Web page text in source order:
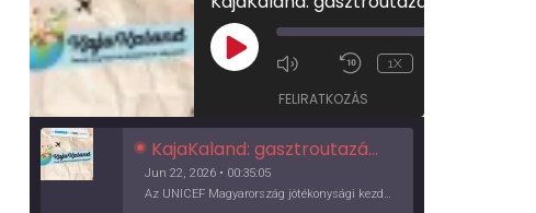
PLAY
EPISODE
1X
FELIRATKOZÁS
KajaKaland: gasztroutazás a föld körül
Jun 22, 2026 • 00:35:05
Az UNICEF Magyarország jótékonysági kezdeményezése izgalmas, egész éves világkörüli ízutazásra hív, igazi családi program és gasztroedukáció, illetve segítség a rászorulóknak is egyben.